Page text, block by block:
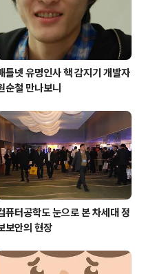
틀넷 유명인사 핵 감지기 개발자
순철 만나보니
퓨터공학도 눈으로 본 차세대 정
보안의 현장